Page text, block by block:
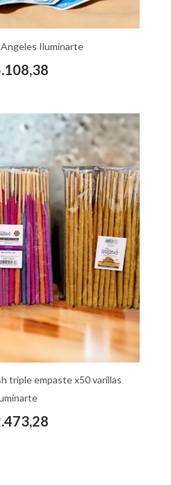
Iluminarte
triple empaste x50 varillas